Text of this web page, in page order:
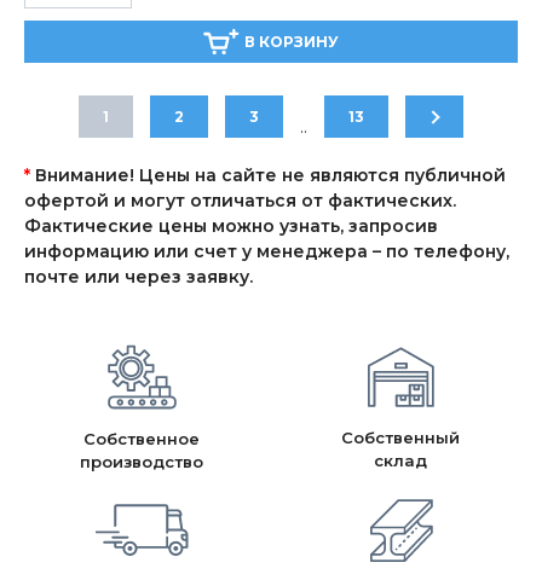
В КОРЗИНУ
1 2 3 .. 13
* Внимание! Цены на сайте не являются публичной
офертой и могут отличаться от фактических.
Фактические цены можно узнать, запросив
информацию или счет у менеджера – по телефону,
почте или через заявку.
Собственное
производство
Собственный
склад